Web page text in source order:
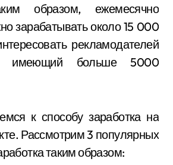
образом, ежемесячно
зарабатывать около 15 000
рекламодателей
имеющий больше 5000
к способу заработка на
Рассмотрим 3 популярных
таким образом: